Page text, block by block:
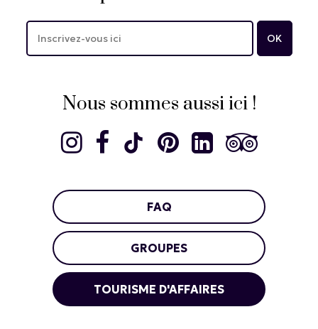
Nous sommes aussi ici !
FAQ
GROUPES
TOURISME D'AFFAIRES